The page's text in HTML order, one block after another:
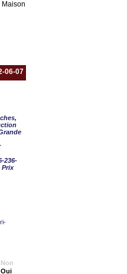
Maison
06-07
236-
Prix
Non
Oui